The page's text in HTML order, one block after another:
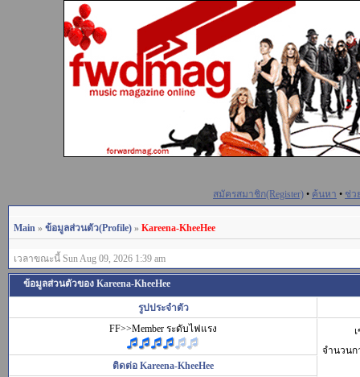
สมัครสมาชิก(Register) • ค้นหา • ช่ว
Main » ข้อมูลส่วนตัว(Profile) » Kareena-KheeHee
เวลาขณะนี้ Sun Aug 09, 2026 1:39 am
ข้อมูลส่วนตัวของ Kareena-KheeHee
รูปประจำตัว
FF>>Member ระดับไฟแรง
จำนวน
ติดต่อ Kareena-KheeHee